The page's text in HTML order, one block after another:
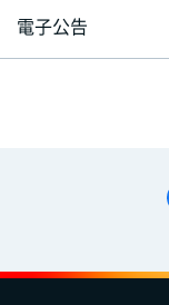
電子公告